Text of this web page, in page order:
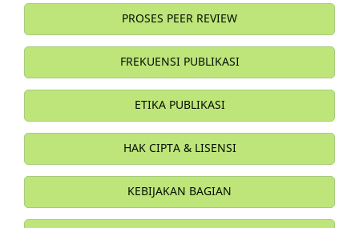
PROSES PEER REVIEW
FREKUENSI PUBLIKASI
ETIKA PUBLIKASI
HAK CIPTA & LISENSI
KEBIJAKAN BAGIAN